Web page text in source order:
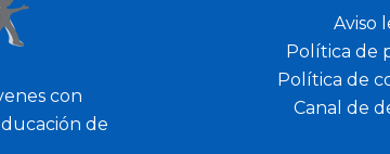
con
de
Aviso
Política de
Política de
Canal de